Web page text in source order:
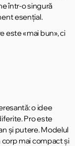
într-o singură
esențial.
este «mai bun», ci
o idee
Pro este
și putere. Modelul
mai compact și